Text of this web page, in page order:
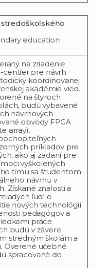
education
na zriadenie
centier pre návrh
koordinovanej
akadémie vied.
na štyroch
budú vybavené
návrhových
obvody FPGA
array).
príkladov pre
ako aj zadaní pre
vyškolených
tímu sa študentom
návrhu v
Získané znalosti a
ľudí o
nových technológií
pedagógov a
práce
budú v závere
stredným školám a
Overené učebné
spracované do